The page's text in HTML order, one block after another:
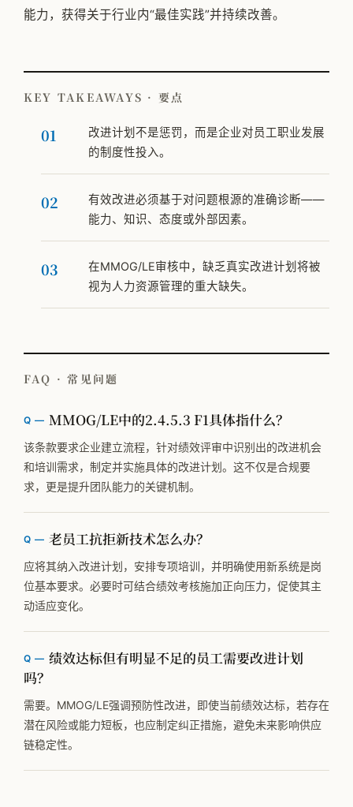
能力，获得关于行业内“最佳实践”并持续改善。
KEY TAKEAWAYS · 要点
改进计划不是惩罚，而是企业对员工职业发展
的制度性投入。
有效改进必须基于对问题根源的准确诊断——
能力、知识、态度或外部因素。
在MMOG/LE审核中，缺乏真实改进计划将被
视为人力资源管理的重大缺失。
FAQ · 常见问题
MMOG/LE中的2.4.5.3 F1具体指什么？
该条款要求企业建立流程，针对绩效评审中识别出的改进机会
和培训需求，制定并实施具体的改进计划。这不仅是合规要
求，更是提升团队能力的关键机制。
老员工抗拒新技术怎么办？
应将其纳入改进计划，安排专项培训，并明确使用新系统是岗
位基本要求。必要时可结合绩效考核施加正向压力，促使其主
动适应变化。
绩效达标但有明显不足的员工需要改进计划
吗？
需要。MMOG/LE强调预防性改进，即使当前绩效达标，若存在
潜在风险或能力短板，也应制定纠正措施，避免未来影响供应
链稳定性。